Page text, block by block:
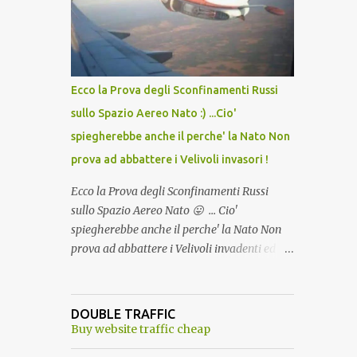
lo scopo della temperatura? Qualcuno a suo
tempo ribattezzo' il Vaccino come: l' Amaro
del Capo, era "spettacolare Ghiacciato, ma
andava bene anche, a Temperatura
Ambiente"! Riproponiamo l'articolo per NON
Ecco la Prova degli Sconfinamenti Russi
sullo Spazio Aereo Nato :) ...Cio'
spiegherebbe anche il perche' la Nato Non
prova ad abbattere i Velivoli invasori !
Ecco la Prova degli Sconfinamenti Russi
sullo Spazio Aereo Nato 😛 ... Cio'
spiegherebbe anche il perche' la Nato Non
prova ad abbattere i Velivoli invadenti ed
alcuna notizia di un'invasione dello spazio
aereo NATO da parte di un robot chiamato
DOUBLE TRAFFIC
Buy website traffic cheap